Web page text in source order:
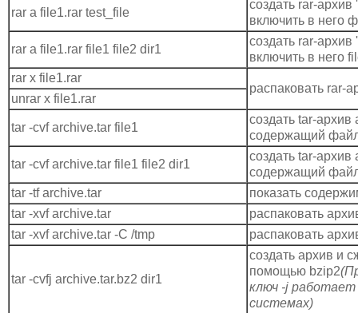
rar a file1.rar test_file
создать rar-архив
включить в него
rar a file1.rar file1 file2 dir1
создать rar-архив
включить в него
rar x file1.rar
распаковать rar-
unrar x file1.rar
tar -cvf archive.tar file1
создать tar-архив
содержащий
tar -cvf archive.tar file1 file2 dir1
создать tar-архив
содержащий
tar -tf archive.tar
показать
tar -xvf archive.tar
распаковать
tar -xvf archive.tar -C /tmp
распаковать
tar -cvfj archive.tar.bz2 dir1
создать архив и
помощью bzip2
ключ -j работает
системах)